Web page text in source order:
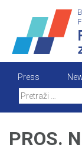
content
Press
PROS.